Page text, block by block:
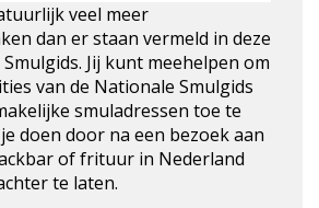
veel meer
dan er staan vermeld in deze
Jij kunt meehelpen om
van de Nationale Smulgids
smuladressen toe te
doen door na een bezoek aan
of frituur in Nederland
te laten.